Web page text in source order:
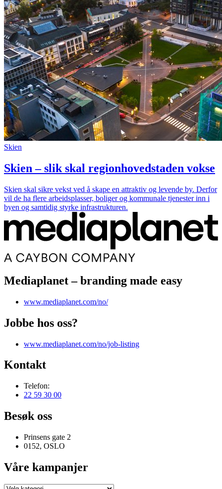
Skien
Skien – slik skal regionhovedstaden vokse
Skien skal sikre vekst ved å skape en attraktiv og levende by. Derfor
vil de ha flere arbeidsplasser, boliger og kommunale tjenester inn i
byen og samtidig styrke infrastrukturen.
Mediaplanet – branding made easy
www.mediaplanet.com/no/
Jobbe hos oss?
www.mediaplanet.com/no/job-listing
Kontakt
Telefon:
22 59 30 00
Besøk oss
Prinsens gate 2
0152, OSLO
Våre kampanjer